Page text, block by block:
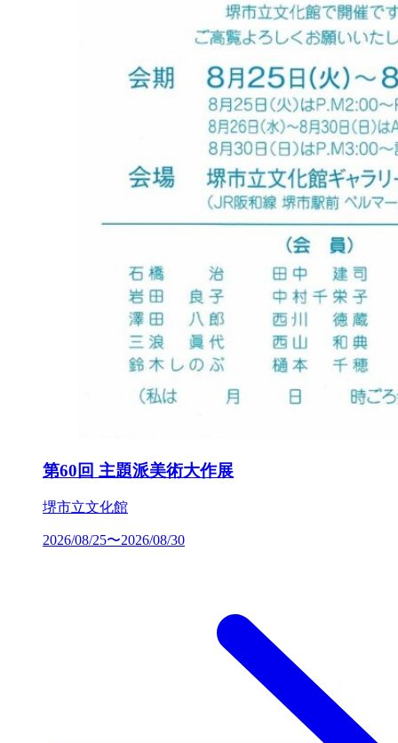
第60回 主題派美術大作展
堺市立文化館
2026/08/25〜2026/08/30